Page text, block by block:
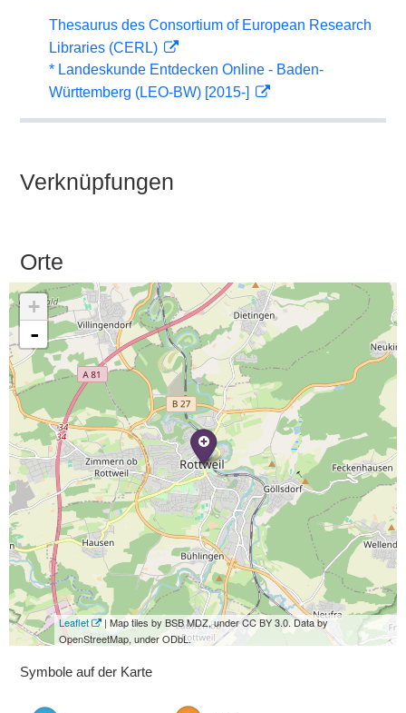
Thesaurus des Consortium of European Research
Libraries (CERL)
* Landeskunde Entdecken Online - Baden-
Württemberg (LEO-BW) [2015-]
Verknüpfungen
Orte
+
-
Leaflet
| Map tiles by BSB MDZ, under CC BY 3.0. Data by
OpenStreetMap, under ODbL.
Symbole auf der Karte